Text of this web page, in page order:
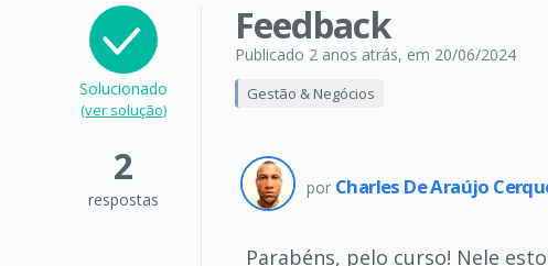
Solucionado
(ver solução)
2
respostas
Feedback
Publicado 2 anos atrás, em 20/06/2024
Gestão & Negócios
por Charles De Araújo
Parabéns, pelo curso! Nele